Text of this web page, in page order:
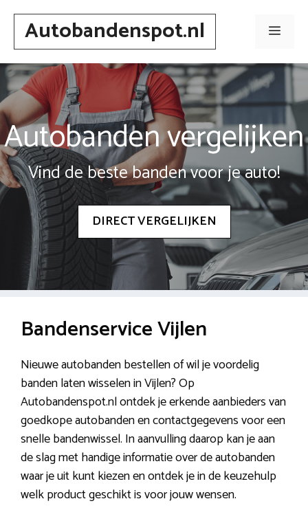
Spring
inhoudAutobandenspot.nl Menu
Autobanden vergelijken
Vind de beste banden voor je auto!
DIRECT VERGELIJKEN
Bandenservice Vijlen
Nieuwe autobanden bestellen of wil je voordelig
banden laten wisselen in Vijlen? Op
Autobandenspot.nl ontdek je erkende aanbieders van
goedkope autobanden en contactgegevens voor een
snelle bandenwissel. In aanvulling daarop kan je aan
de slag met handige informatie over de autobanden
waar je uit kunt kiezen en ontdek je in de keuzehulp
welk product geschikt is voor jouw wensen.